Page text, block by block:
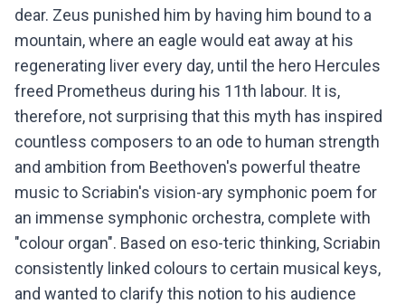
dear. Zeus punished him by having him bound to a
mountain, where an eagle would eat away at his
regenerating liver every day, until the hero Hercules
freed Prometheus during his 11th labour. It is,
therefore, not surprising that this myth has inspired
countless composers to an ode to human strength
and ambition from Beethoven's powerful theatre
music to Scriabin's vision-ary symphonic poem for
an immense symphonic orchestra, complete with
"colour organ". Based on eso-teric thinking, Scriabin
consistently linked colours to certain musical keys,
and wanted to clarify this notion to his audience